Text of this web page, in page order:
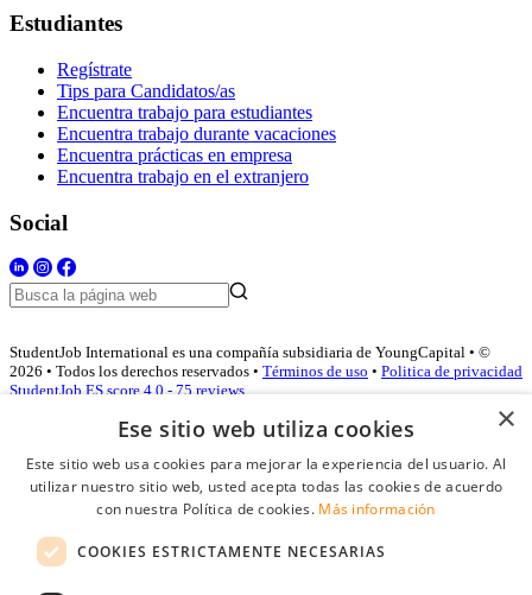
Estudiantes
Regístrate
Tips para Candidatos/as
Encuentra trabajo para estudiantes
Encuentra trabajo durante vacaciones
Encuentra prácticas en empresa
Encuentra trabajo en el extranjero
Social
StudentJob International es una compañía subsidiaria de YoungCapital • ©
2026 • Todos los derechos reservados • Términos de uso • Politica de privacidad
StudentJob ES score 4.0 - 75 reviews
Acceso empresas
Contraseña
×
Ese sitio web utiliza cookies
Este sitio web usa cookies para mejorar la experiencia del usuario. Al
utilizar nuestro sitio web, usted acepta todas las cookies de acuerdo
con nuestra Política de cookies. Más información
COOKIES ESTRICTAMENTE NECESARIAS